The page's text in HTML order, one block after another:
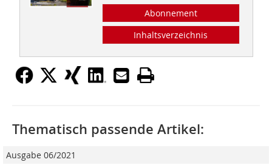
Abonnement
Inhaltsverzeichnis
Thematisch passende Artikel:
Ausgabe 06/2021